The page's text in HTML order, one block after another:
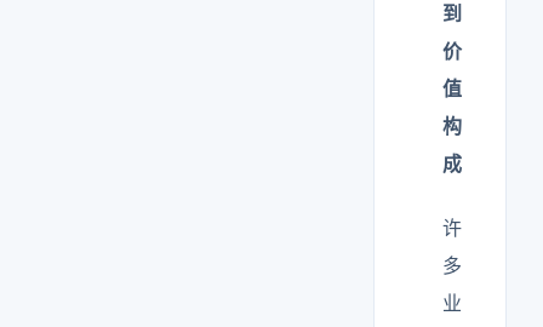
到
价
值
构
成
许
多
业